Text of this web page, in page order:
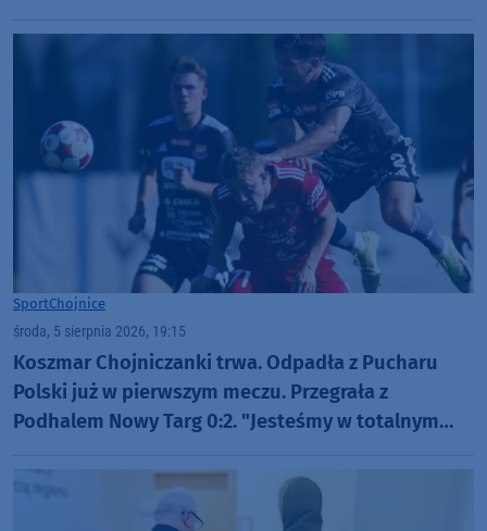
SportChojnice
środa, 5 sierpnia 2026, 19:15
Koszmar Chojniczanki trwa. Odpadła z Pucharu
Polski już w pierwszym meczu. Przegrała z
Podhalem Nowy Targ 0:2. "Jesteśmy w totalnym